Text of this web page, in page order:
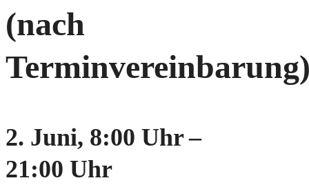
(nach
2. Juni, 8:00 Uhr–
21:00 Uhr